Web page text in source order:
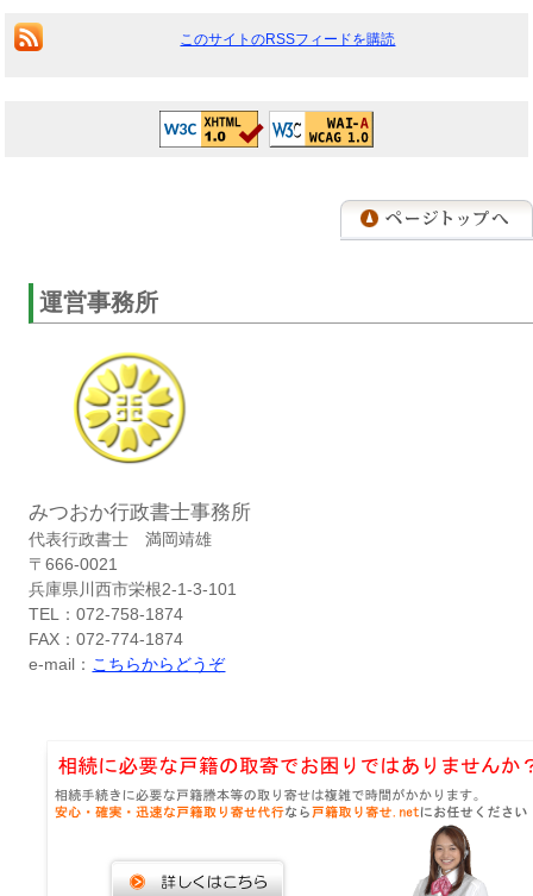
このサイトのRSSフィードを購読
運営事務所
みつおか行政書士事務所
代表行政書士 満岡靖雄
〒666-0021
兵庫県川西市栄根2-1-3-101
TEL：072-758-1874
FAX：072-774-1874
e-mail： こちらからどうぞ